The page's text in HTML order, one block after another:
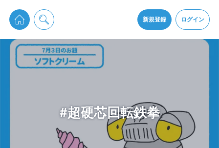
新規登録 ログイン
pixiv Sketchは2024年5月28日付で プライパシーポリシーを改定しました。
通知を受け取るにはここをクリックします
pixiv Sketchアプリでさらに快適に！
アプリをインストール
#超硬芯回転鉄拳